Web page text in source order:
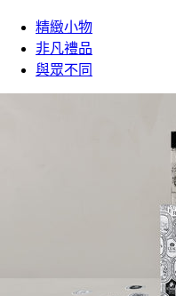
精緻小物
非凡禮品
與眾不同